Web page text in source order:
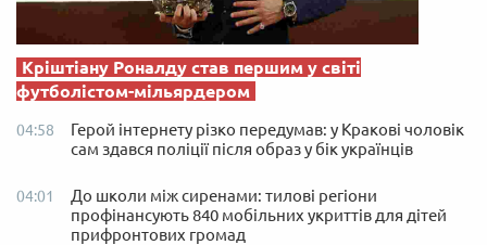
Кріштіану Роналду став першим у світі
футболістом-мільярдером
04:58
Герой інтернету різко передумав: у Кракові чоловік
сам здався поліції після образ у бік українців
04:01
До школи між сиренами: тилові регіони
профінансують 840 мобільних укриттів для дітей
прифронтових громад